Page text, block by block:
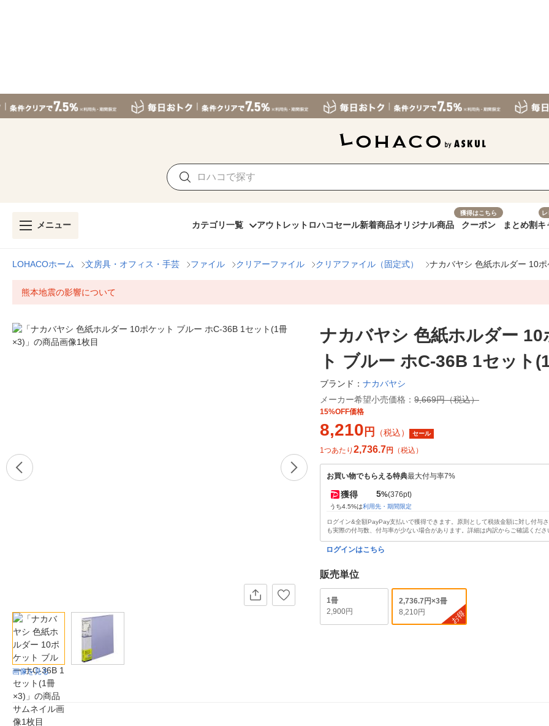
メニュー カテゴリ一覧 アウトレット ロハコセール新着商品オリジナル商品
獲得はこちら
クーポン まとめ割キ
LOHACOホーム 文房具・オフィス・手芸 ファイル クリアーファイル クリアファイル（固定式） ナカバヤシ 色紙ホルダー 10
熊本地震の影響について
画像を見る
ナカバヤシ 色紙ホルダー 10
ト ブルー ホC-36B 1セット
ブランド： ナカバヤシ
メーカー希望小売価格： 9,669円（税込）
15%OFF価格
8,210 円 （税込） セール
1つあたり 2,736.7円 （税込）
お買い物でもらえる特典最大付与率7%
獲得 5%(376pt)
うち4.5%は利用先・期間限定
ログイン&全額PayPay支払いで獲得できます。原則として税抜金額に対し付与
も実際の付与数、付与率が少ない場合があります。詳細は内訳からご確認くださ
ログインはこちら
販売単位
1冊
2,900円
2,736.7円×3冊
8,210円
お得